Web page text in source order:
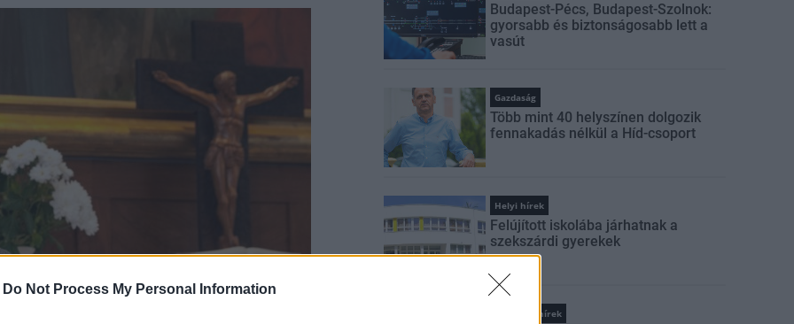
Do Not Process My Personal Information
Budapest-Pécs, Budapest-Szolnok:
gyorsabb és biztonságosabb lett a
vasút
Gazdaság
Több mint 40 helyszínen dolgozik
fennakadás nélkül a Híd-csoport
Helyi hírek
Felújított iskolába járhatnak a
szekszárdi gyerekek
Országos hírek